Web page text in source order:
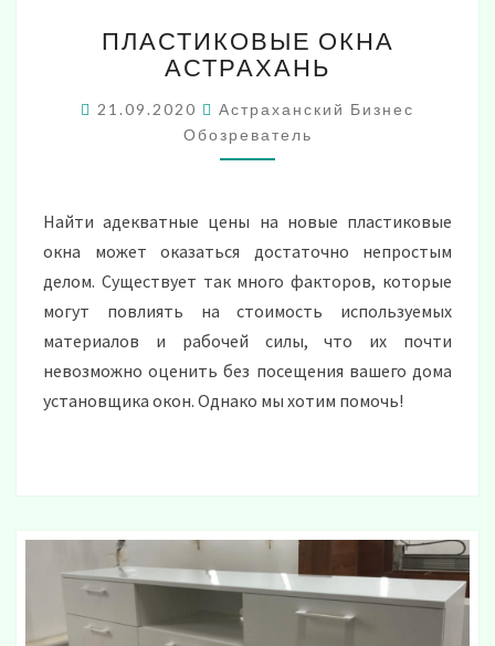
ОКНА
АСТРАХАНЬ
ПЛАСТИКОВЫЕ ОКНА
АСТРАХАНЬ
21.09.2020
Астраханский Бизнес
Обозреватель
Найти адекватные цены на новые пластиковые
окна может оказаться достаточно непростым
делом. Существует так много факторов, которые
могут повлиять на стоимость используемых
материалов и рабочей силы, что их почти
невозможно оценить без посещения вашего дома
установщика окон. Однако мы хотим помочь!